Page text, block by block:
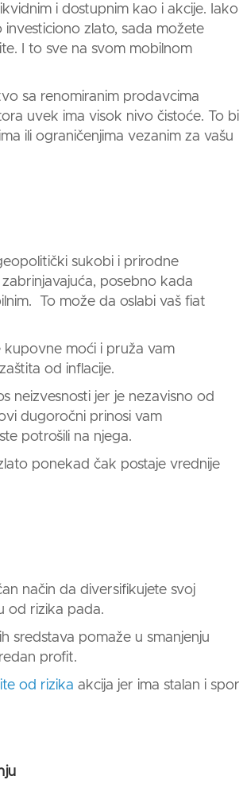
likvidnim i dostupnim kao i akcije. Iako
investiciono zlato, sada možete
I to sve na svom mobilnom
sa renomiranim prodavcima
uvek ima visok nivo čistoće. To bi
ili ograničenjima vezanim za vašu
sukobi i prirodne
posebno kada
To može da oslabi vaš fiat
kupovne moći i pruža vam
od inflacije.
neizvesnosti jer je nezavisno od
dugoročni prinosi vam
potrošili na njega.
ponekad čak postaje vrednije
način da diversifikujete svoj
od rizika pada.
sredstava pomaže u smanjenju
profit.
od rizika akcija jer ima stalan i spor